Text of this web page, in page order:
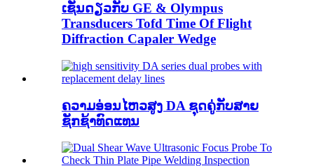
ເຊັ່ນດຽວກັບ GE & Olympus
Transducers Tofd Time Of Flight
Diffraction Capaler Wedge
ຄວາມອ່ອນໄຫວສູງ DA ຊຸດຄູ່ກັບສາຍ
ຊັກຊ້າທົດແທນ